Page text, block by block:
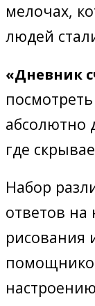
мелочах,
людей
«Дневник
абсолютно
где
Набор
ответов
рисования